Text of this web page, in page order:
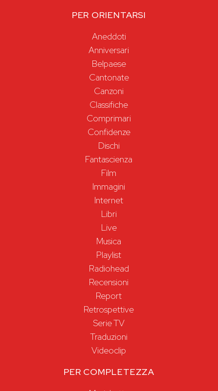
PER ORIENTARSI
Aneddoti
Anniversari
Belpaese
Cantonate
Canzoni
Classifiche
Comprimari
Confidenze
Dischi
Fantascienza
Film
Immagini
Internet
Libri
Live
Musica
Playlist
Radiohead
Recensioni
Report
Retrospettive
Serie TV
Traduzioni
Videoclip
PER COMPLETEZZA